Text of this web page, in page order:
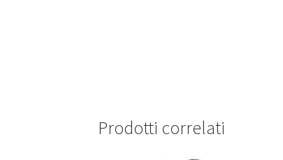
Prodotti correlati